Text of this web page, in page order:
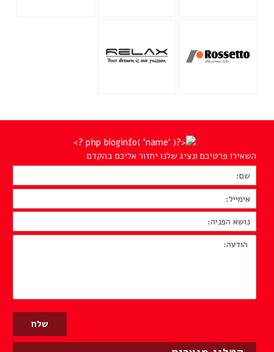
השאירו פרטיכם ונציג שלנו יחזור אליכם בהקדם
שם:*
אימייל:*
נושא
הפניה:*
הודעה: